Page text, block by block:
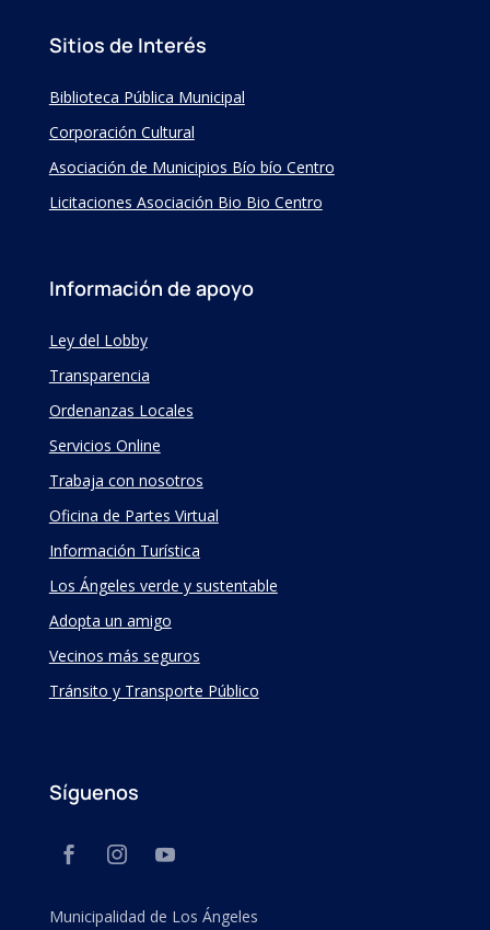
Sitios de Interés
Biblioteca Pública Municipal
Corporación Cultural
Asociación de Municipios Bío bío Centro
Licitaciones Asociación Bio Bio Centro
Información de apoyo
Ley del Lobby
Transparencia
Ordenanzas Locales
Servicios Online
Trabaja con nosotros
Oficina de Partes Virtual
Información Turística
Los Ángeles verde y sustentable
Adopta un amigo
Vecinos más seguros
Tránsito y Transporte Público
Síguenos
Municipalidad de Los Ángeles